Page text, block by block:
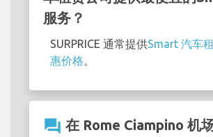
服务？
SURPRICE 通常提供Smart 汽车
惠价格。
question_answer 在 Rome Ciampino 机